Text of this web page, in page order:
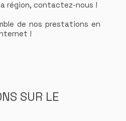
région, contactez-nous !
de nos prestations en
!
SUR LE